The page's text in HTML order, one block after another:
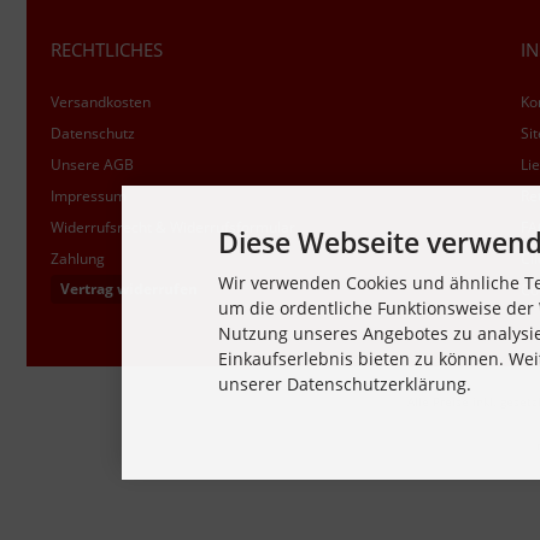
RECHTLICHES
Versandkosten
Datenschutz
Unsere AGB
Impressum
Widerrufsrecht & Widerrufsformular
Zahlung
Vertrag widerrufen
Diese Webseite
Wir verwenden Cookies und ähnliche
um die ordentliche Funktionsweise
Nutzung unseres Angebotes zu
Einkaufserlebnis bieten zu können.
unserer Datenschutzerklärung.